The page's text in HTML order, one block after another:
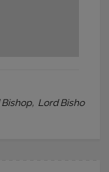
, Lord Bisho